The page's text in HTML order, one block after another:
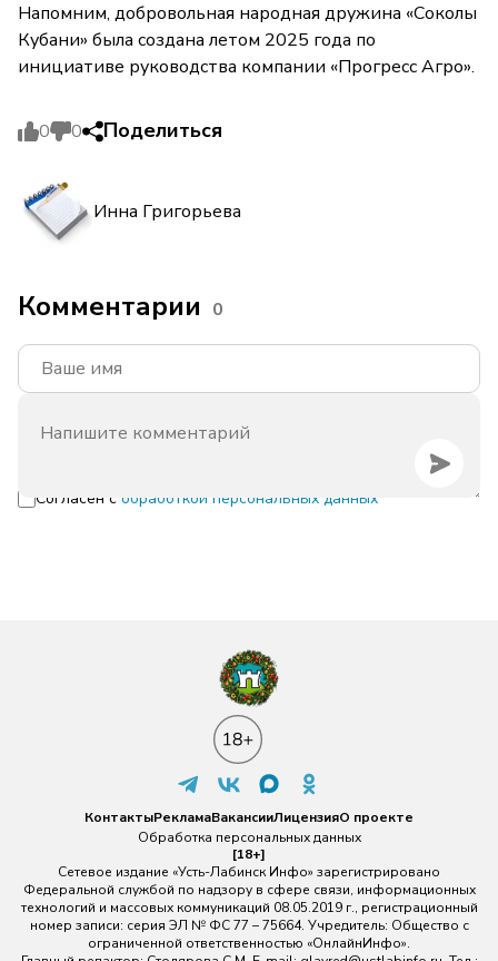
Напомним, добровольная народная дружина «Соколы
Кубани» была создана летом 2025 года по
инициативе руководства компании «Прогресс Агро».
0 0 Поделиться
Инна Григорьева
Комментарии 0
Согласен с обработкой персональных данных
КонтактыРекламаВакансииЛицензияО проекте
Обработка персональных данных
[18+]
Сетевое издание «Усть-Лабинск Инфо» зарегистрировано
Федеральной службой по надзору в сфере связи, информационных
технологий и массовых коммуникаций 08.05.2019 г., регистрационный
номер записи: серия ЭЛ № ФС 77 – 75664. Учредитель: Общество с
ограниченной ответственностью «ОнлайнИнфо».